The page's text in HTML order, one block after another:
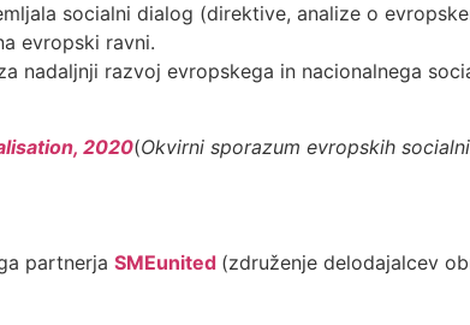
socialni dialog (direktive, analize o
evropski ravni.
nadaljnji razvoj evropskega in nacionalnega
2020(Okvirni sporazum evropskih
partnerja SMEunited (združenje delodajalcev